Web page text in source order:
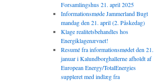
Forsamlingshus 21. april 2025
Informationsmøde Jammerland Bugt
mandag den 21. april (2. Påskedag)
Klage realitetsbehandles hos
Energiklagenævnet!
Resumé fra informationsmødet den 21.
januar i Kalundborghallerne afholdt af
European Energy/TotalEnergies
suppleret med indlæg fra